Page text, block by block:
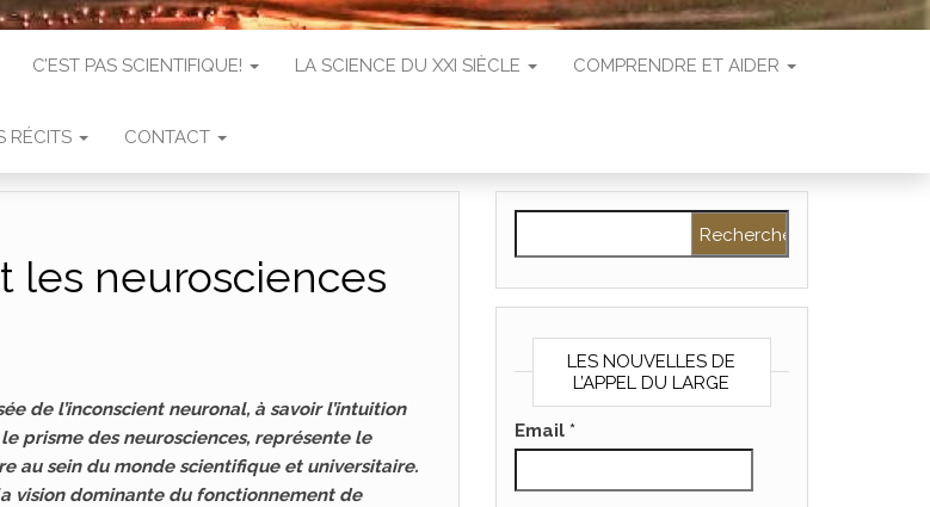
C’EST PAS SCIENTIFIQUE! LA SCIENCE DU XXI SIÈCLE COMPRENDRE ET AIDER
RÉCITS CONTACT
les neurosciences
de l’inconscient neuronal, à savoir l’intuition
prisme des neurosciences, représente le
au sein du monde scientifique et universitaire.
vision dominante du fonctionnement de
LES NOUVELLES DE
L’APPEL DU LARGE
Email *